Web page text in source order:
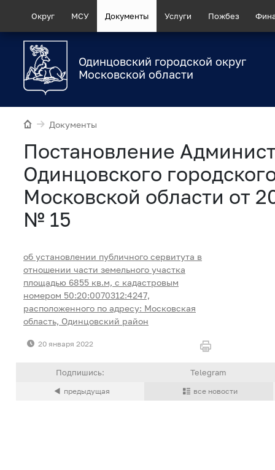
Округ МСУ Документы Услуги Пожбез
Одинцовский городской округ
Московской области
Документы
Постановление
Одинцовского
Московской области от
№ 15
об установлении публичного сервитута в
отношении части земельного участка
площадью 6855 кв.м, с кадастровым
номером 50:20:0070312:4247,
расположенного по адресу: Московская
область, Одинцовский район
20 января 2022